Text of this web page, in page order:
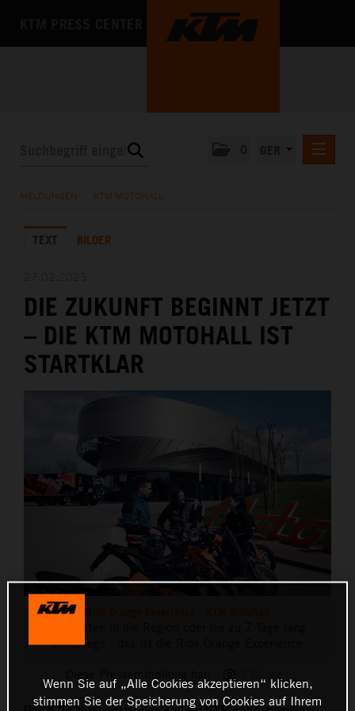
MEDIA
MELDUNGEN KTM MOTOHALL
TEXT BILDER
DIE ZUKUNFT BEGINNT JETZT
– DIE KTM MOTOHALL IST
STARTKLAR
unterwegs - das ist die Ride Orange Experience
Wenn Sie auf „Alle Cookies akzeptieren“ klicken,
stimmen Sie der Speicherung von Cookies auf Ihrem